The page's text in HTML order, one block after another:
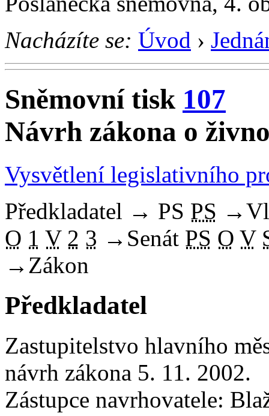
Nacházíte se: Úvod ›
Sněmovní tisk 107
Návrh zákona o
Vysvětlení legislativního
Předkladatel → PS PS →
O 1 V 2 3 → Senát PS O V
→ Zákon
Předkladatel
Zastupitelstvo hlavního
návrh zákona 5. 11. 2002.
Zástupce navrhovatele: